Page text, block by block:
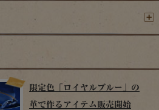
限定色「ロイヤルブルー」の
革で作るアイテム販売開始